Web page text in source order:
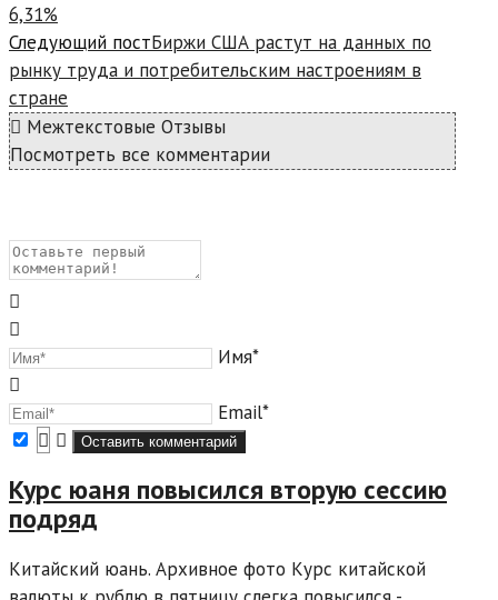
6,31%
Следующий постБиржи США растут на данных по
рынку труда и потребительским настроениям в
стране
Межтекстовые Отзывы
Посмотреть все комментарии
Имя*
Email*
Курс юаня повысился вторую сессию
подряд
Китайский юань. Архивное фото Курс китайской